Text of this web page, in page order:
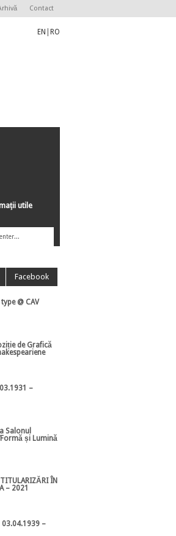
Contact
EN RO
utile
Facebook
@ CAV
de Grafică
–
Salonul
și Lumină
ÎN
– 2021
03.04.1939 –